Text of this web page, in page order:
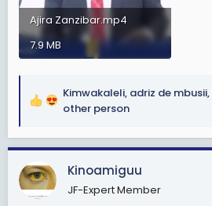
Ajira Zanzibar.mp4
7.9 MB
R
a
c
t
i
o
Kimwakaleli, adriz de mbusii,
other person
Kinoamiguu
JF-Expert Member